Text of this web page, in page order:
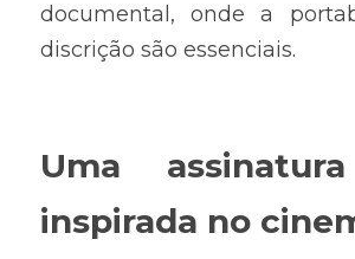
documental, onde a
discrição são essenciais.
Uma
inspirada no